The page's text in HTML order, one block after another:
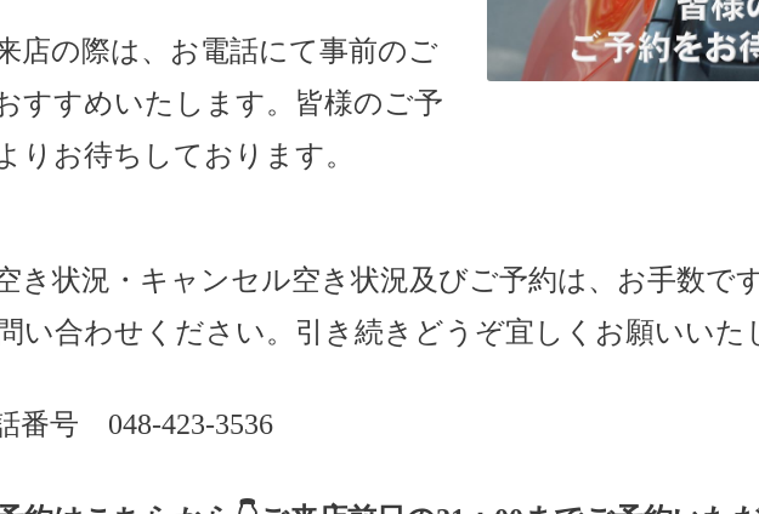
店の際は、お電話にて事前のご
すすめいたします。 皆様のご予
りお待ちしております。
き状況・キャンセル空き状況及びご予約は、お手数で
い合わせください。引き続きどうぞ宜しくお願いいた
番号 048-423-3536